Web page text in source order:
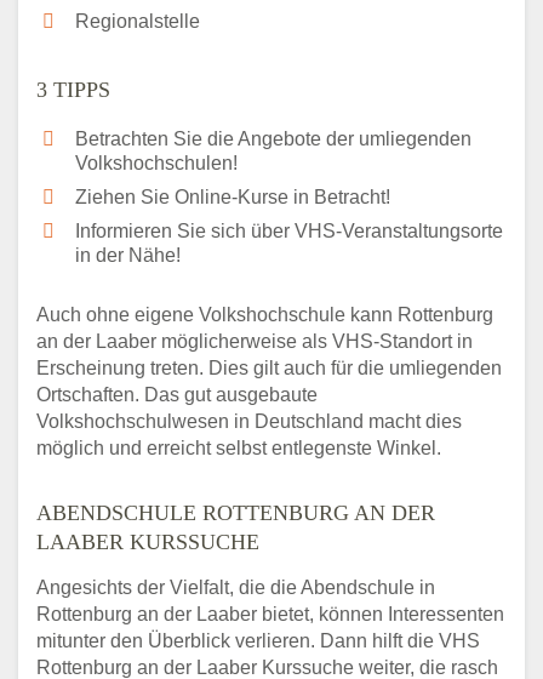
Regionalstelle
3 TIPPS
Betrachten Sie die Angebote der umliegenden
Volkshochschulen!
Ziehen Sie Online-Kurse in Betracht!
Informieren Sie sich über VHS-Veranstaltungsorte
in der Nähe!
Auch ohne eigene Volkshochschule kann Rottenburg
an der Laaber möglicherweise als VHS-Standort in
Erscheinung treten. Dies gilt auch für die umliegenden
Ortschaften. Das gut ausgebaute
Volkshochschulwesen in Deutschland macht dies
möglich und erreicht selbst entlegenste Winkel.
ABENDSCHULE ROTTENBURG AN DER
LAABER KURSSUCHE
Angesichts der Vielfalt, die die Abendschule in
Rottenburg an der Laaber bietet, können Interessenten
mitunter den Überblick verlieren. Dann hilft die VHS
Rottenburg an der Laaber Kurssuche weiter, die rasch